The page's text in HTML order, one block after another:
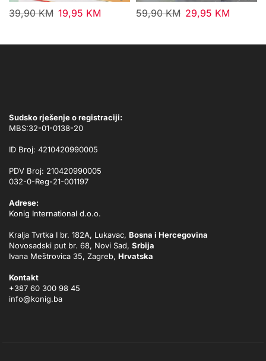
39,90KM 19,95 KM 59,90KM 29,95 KM
Sudsko rješenje o registraciji:
MBS:32-01-0138-20
ID Broj: 4210420990005
PDV Broj: 210420990005
032-0-Reg-21-001197
Adrese:
Konig International d.o.o.
Kralja Tvrtka I br. 182A, Lukavac, Bosna i Hercegovina
Novosadski put br. 68, Novi Sad, Srbija
Ivana Meštrovica 35, Zagreb, Hrvatska
Kontakt
+387 60 300 98 45
info@konig.ba